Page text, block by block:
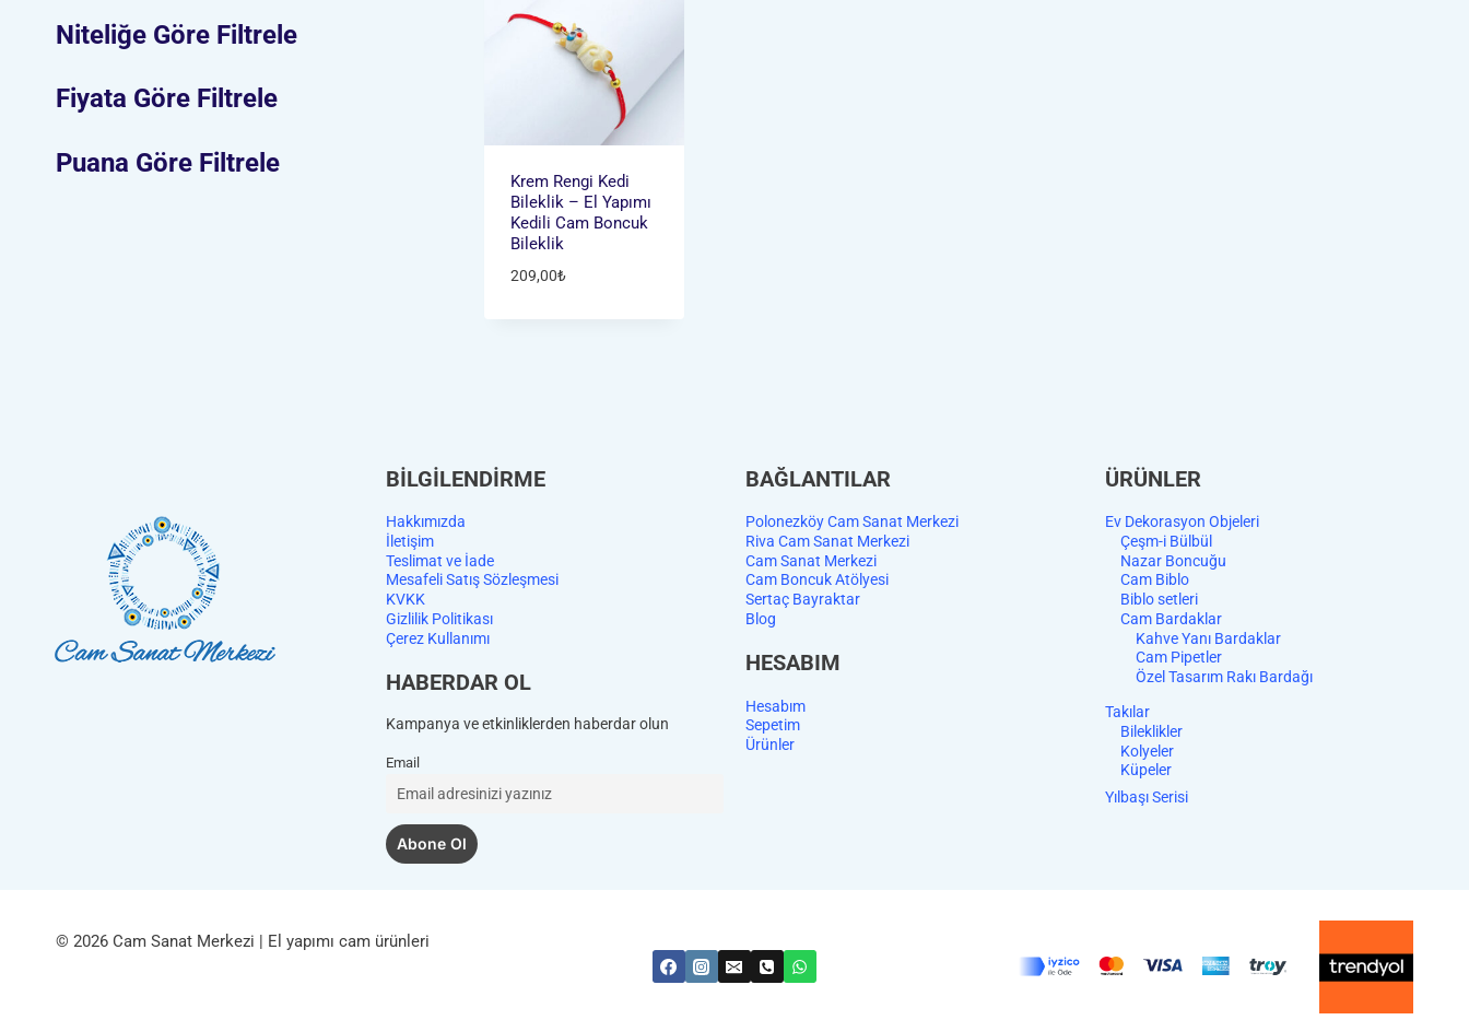
Krem Rengi Kedi
Bileklik – El Yapımı
Kedili Cam Boncuk
Bileklik
209,00₺
Niteliğe Göre Filtrele
Fiyata Göre Filtrele
Puana Göre Filtrele
BİLGİLENDİRME
Hakkımızda
İletişim
Teslimat ve İade
Mesafeli Satış Sözleşmesi
KVKK
Gizlilik Politikası
Çerez Kullanımı
HABERDAR OL
Kampanya ve etkinliklerden haberdar olun
Email
BAĞLANTILAR
Polonezköy Cam Sanat Merkezi
Riva Cam Sanat Merkezi
Cam Sanat Merkezi
Cam Boncuk Atölyesi
Sertaç Bayraktar
Blog
HESABIM
Hesabım
Sepetim
Ürünler
ÜRÜNLER
Ev Dekorasyon Objeleri
Çeşm-i Bülbül
Nazar Boncuğu
Cam Biblo
Biblo setleri
Cam Bardaklar
Kahve Yanı Bardaklar
Cam Pipetler
Özel Tasarım Rakı Bardağı
Takılar
Bileklikler
Kolyeler
Küpeler
Yılbaşı Serisi
© 2026 Cam Sanat Merkezi | El yapımı cam ürünleri